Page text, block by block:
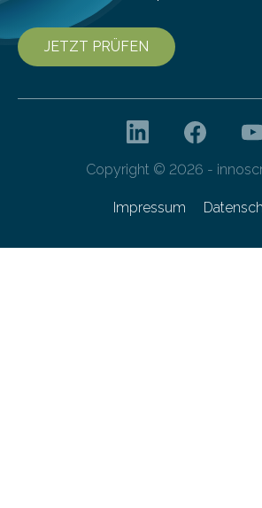
JETZT PRÜFEN
Copyright © 2026 -
Impressum